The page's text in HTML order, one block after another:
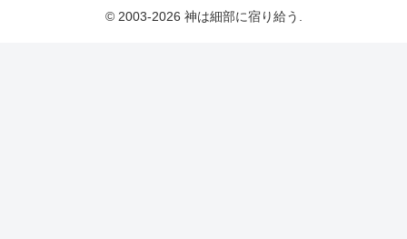
© 2003-2026 神は細部に宿り給う.